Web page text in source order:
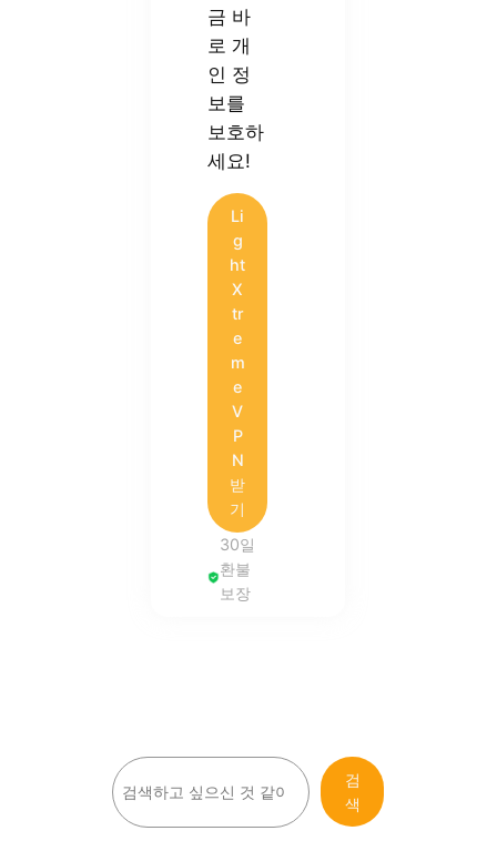
금 바
로 개
인 정
보를
보호하
세요!
Li
g
ht
X
tr
e
m
e
V
P
N
받
기
30일
환불
보장
검
색
검
색